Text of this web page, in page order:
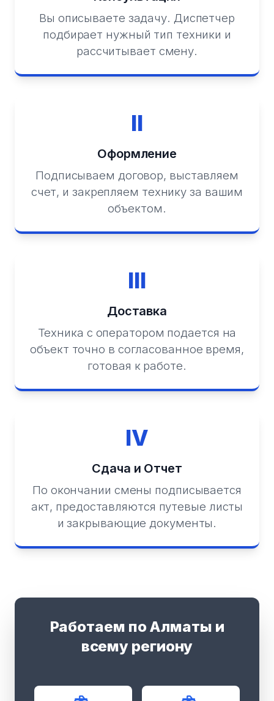
Вы описываете задачу. Диспетчер
подбирает нужный тип техники и
рассчитывает смену.
II
Оформление
Подписываем договор, выставляем
счет, и закрепляем технику за вашим
объектом.
III
Доставка
Техника с оператором подается на
объект точно в согласованное время,
готовая к работе.
IV
Сдача и Отчет
По окончании смены подписывается
акт, предоставляются путевые листы
и закрывающие документы.
Работаем по Алматы и
всему региону